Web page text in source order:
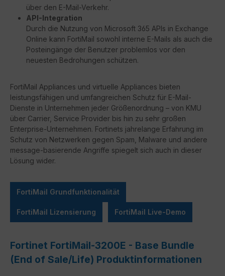
über den E-Mail-Verkehr.
API-Integration
Durch die Nutzung von Microsoft 365 APIs in Exchange
Online kann FortiMail sowohl interne E-Mails als auch die
Posteingänge der Benutzer problemlos vor den
neuesten Bedrohungen schützen.
FortiMail Appliances und virtuelle Appliances bieten
leistungsfähigen und umfangreichen Schutz für E-Mail-
Dienste in Unternehmen jeder Größenordnung – von KMU
über Carrier, Service Provider bis hin zu sehr großen
Enterprise-Unternehmen. Fortinets jahrelange Erfahrung im
Schutz von Netzwerken gegen Spam, Malware und andere
message-basierende Angriffe spiegelt sich auch in dieser
Lösung wider.
FortiMail Grundfunktionalität
FortiMail Lizensierung FortiMail Live-Demo
Fortinet FortiMail-3200E - Base Bundle
(End of Sale/Life) Produktinformationen